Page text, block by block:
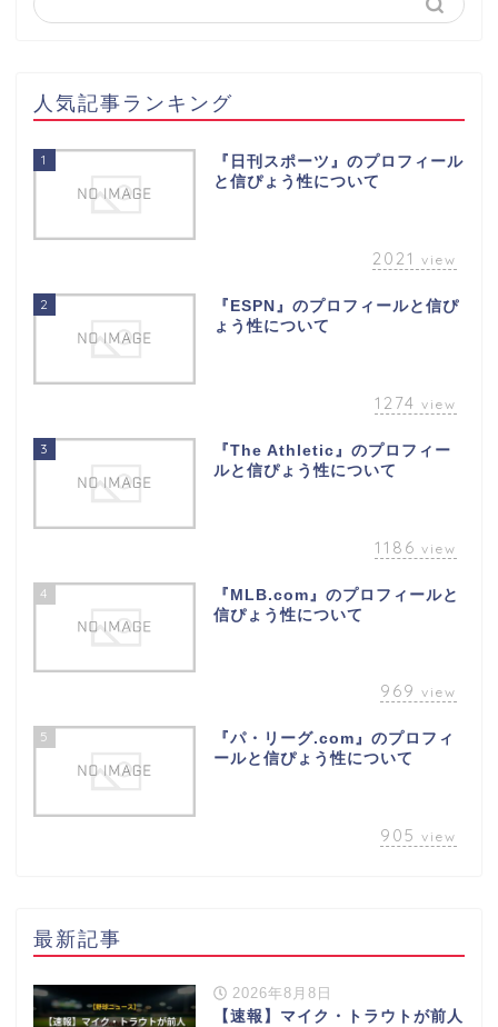
人気記事ランキング
1
『日刊スポーツ』のプロフィール
と信ぴょう性について
2021 view
2
『ESPN』のプロフィールと信ぴ
ょう性について
1274 view
3
『The Athletic』のプロフィー
ルと信ぴょう性について
1186 view
4
『MLB.com』のプロフィールと
信ぴょう性について
969 view
5
『パ・リーグ.com』のプロフィ
ールと信ぴょう性について
905 view
最新記事
2026年8月8日
【速報】マイク・トラウトが前人